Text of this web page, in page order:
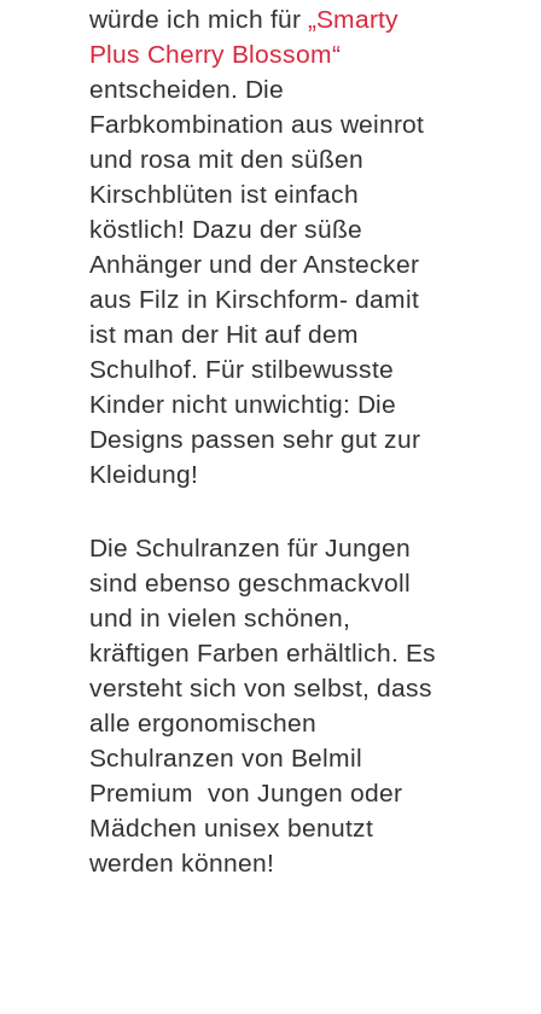
würde ich mich für „Smarty
Plus Cherry Blossom“
entscheiden. Die
Farbkombination aus weinrot
und rosa mit den süßen
Kirschblüten ist einfach
köstlich! Dazu der süße
Anhänger und der Anstecker
aus Filz in Kirschform- damit
ist man der Hit auf dem
Schulhof. Für stilbewusste
Kinder nicht unwichtig: Die
Designs passen sehr gut zur
Kleidung!
Die Schulranzen für Jungen
sind ebenso geschmackvoll
und in vielen schönen,
kräftigen Farben erhältlich. Es
versteht sich von selbst, dass
alle ergonomischen
Schulranzen von Belmil
Premium von Jungen oder
Mädchen unisex benutzt
werden können!